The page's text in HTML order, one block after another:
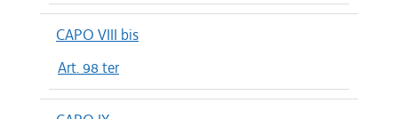
CAPO VIII bis
Art. 98 ter